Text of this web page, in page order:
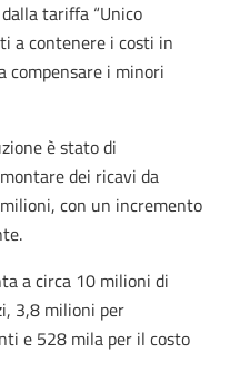
tariffa “Unico
a contenere i costi in
compensare i minori
è stato di
dei ricavi da
con un incremento
a circa 10 milioni di
3,8 milioni per
e 528 mila per il costo